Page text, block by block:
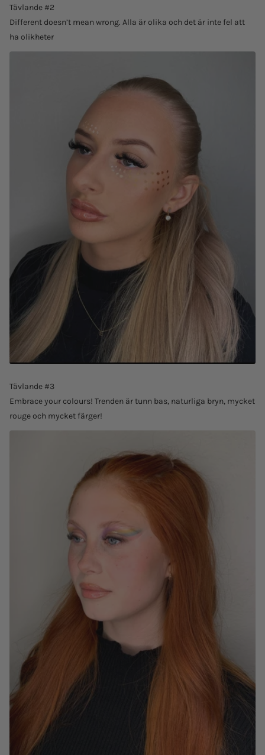
Tävlande #2
Different doesn’t mean wrong. Alla är olika och det är inte fel att
ha olikheter
Tävlande #3
Embrace your colours! Trenden är tunn bas, naturliga bryn, mycket
rouge och mycket färger!